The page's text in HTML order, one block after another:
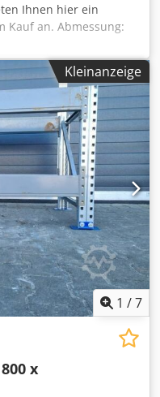
Ihnen hier ein
Kauf an. Abmessung:
mm Tiefe: ca. 600 mm
Hersteller: SSI
sind enthalten:
Agtof
900 mm
Diagonalstreben,
( geschraubtes
gebraucht
140 x 50 mm lichte
gebraucht
Bilder dienen zur
Materialfarbe kann
werden
sind
in der Regel ca.
Kleinanzeige
1 /7
x